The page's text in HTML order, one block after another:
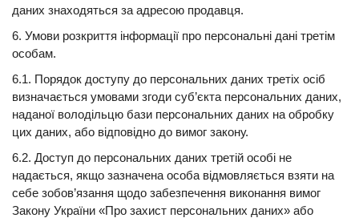
даних знаходяться за адресою продавця.
6. Умови розкриття інформації про персональні дані третім
особам.
6.1. Порядок доступу до персональних даних третіх осіб
визначається умовами згоди суб’єкта персональних даних,
наданої володільцю бази персональних даних на обробку
цих даних, або відповідно до вимог закону.
6.2. Доступ до персональних даних третій особі не
надається, якщо зазначена особа відмовляється взяти на
себе зобов’язання щодо забезпечення виконання вимог
Закону України «Про захист персональних даних» або